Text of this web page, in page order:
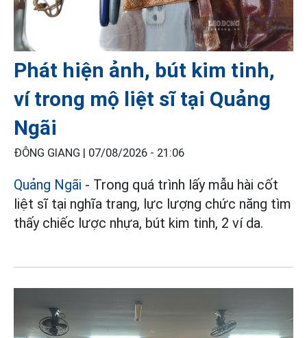
Phát hiện ảnh, bút kim tinh,
ví trong mộ liệt sĩ tại Quảng
Ngãi
ĐÔNG GIANG | 07/08/2026 - 21:06
Quảng Ngãi - Trong quá trình lấy mẫu hài cốt
liệt sĩ tại nghĩa trang, lực lượng chức năng tìm
thấy chiếc lược nhựa, bút kim tinh, 2 ví da.